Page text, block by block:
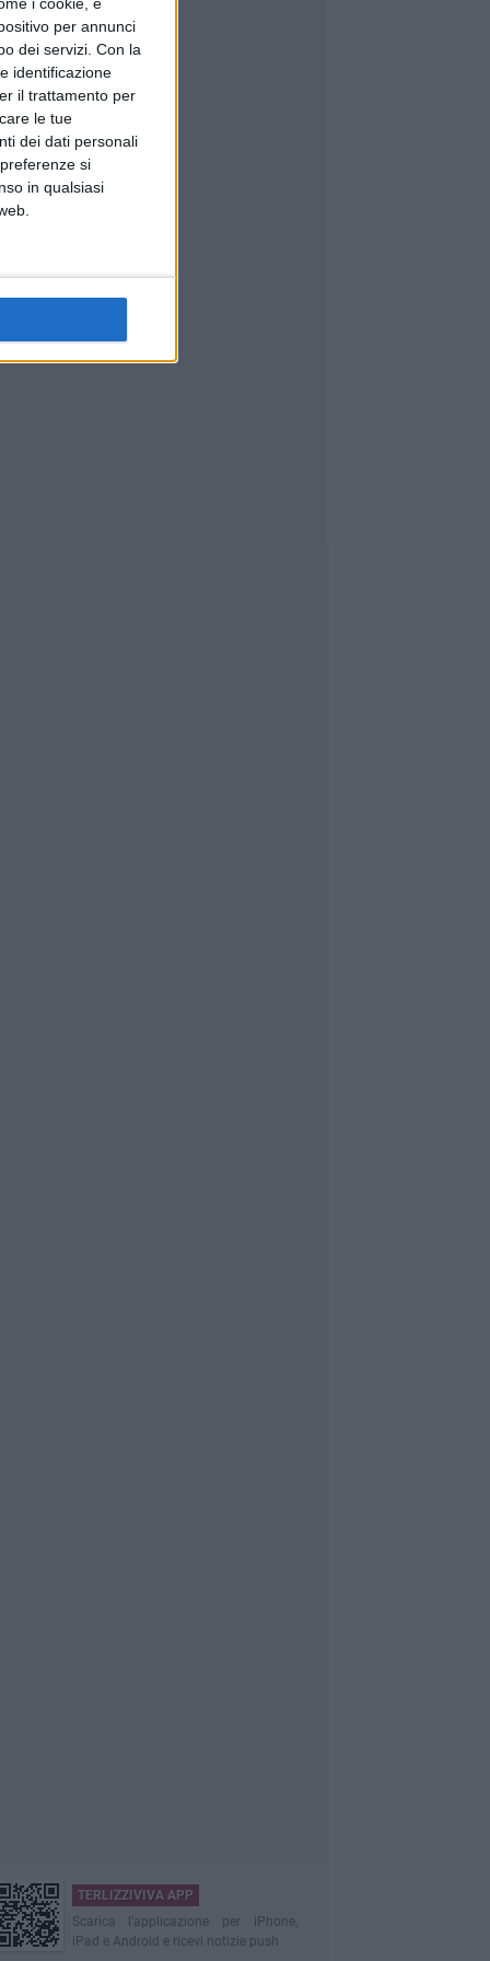
per annunci
dei servizi. Con la
identificazione
il trattamento per
le tue
dei dati personali
si
in qualsiasi
TERLIZZIVIVA APP
Scarica l'applicazione per iPhone,
iPad e Android e ricevi notizie push